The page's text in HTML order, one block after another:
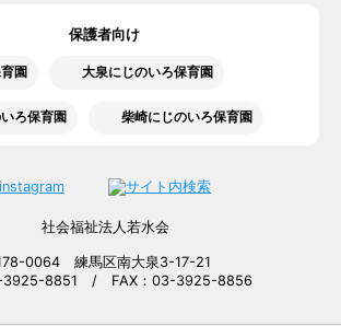
保護者向け
園 大泉にじのいろ保育園
ろ保育園 柴崎にじのいろ保育園
0064 練馬区南大泉3-17-21
3925-8851 / FAX：03-3925-8856